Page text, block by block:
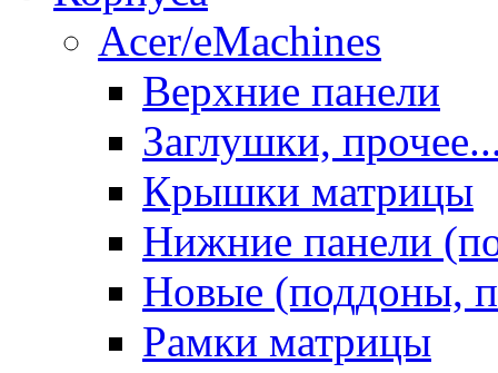
Acer/eMachines
Верхние панели
Заглушки,
Крышки матрицы
Нижние панели
Новые (поддоны,
Рамки матрицы